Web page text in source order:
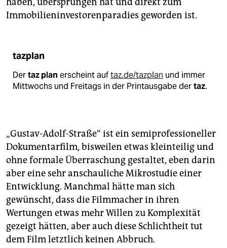
Immobilieninvestorenparadies geworden ist.
tazplan
Dertaz planerscheint auftaz.de/tazplan und immer
Mittwochs und Freitags in der Printausgabe dertaz.
„Gustav-Adolf-Straße“ ist ein semiprofessioneller
Dokumentarfilm, bisweilen etwas kleinteilig und
ohne formale Überraschung gestaltet, eben darin
aber eine sehr anschauliche Mikrostudie einer
Entwicklung. Manchmal hätte man sich
gewünscht, dass die Filmmacher in ihren
Wertungen etwas mehr Willen zu Komplexität
gezeigt hätten, aber auch diese Schlichtheit tut
dem Film letztlich keinen Abbruch.